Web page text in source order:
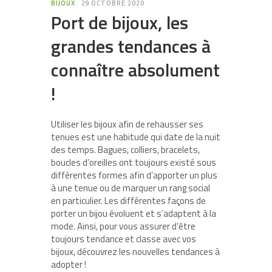
BIJOUX 29 OCTOBRE 2020
Port de bijoux, les
grandes tendances à
connaître absolument
!
Utiliser les bijoux afin de rehausser ses
tenues est une habitude qui date de la nuit
des temps. Bagues, colliers, bracelets,
boucles d’oreilles ont toujours existé sous
différentes formes afin d’apporter un plus
à une tenue ou de marquer un rang social
en particulier. Les différentes façons de
porter un bijou évoluent et s’adaptent à la
mode. Ainsi, pour vous assurer d’être
toujours tendance et classe avec vos
bijoux, découvrez les nouvelles tendances à
adopter !